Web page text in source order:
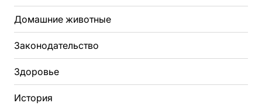
Домашние животные
Законодательство
Здоровье
История